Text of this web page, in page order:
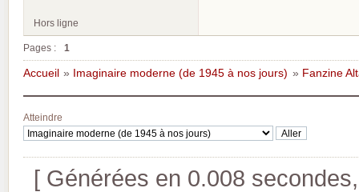
Hors ligne
Pages : 1
Accueil » Imaginaire moderne (de 1945 à nos jours) » Fanzine
Atteindre
[ Générées en 0.008